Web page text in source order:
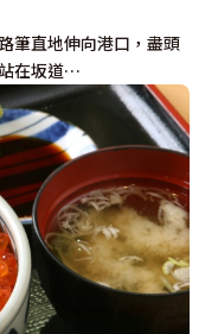
筆直地伸向港口，盡頭
在坂道…